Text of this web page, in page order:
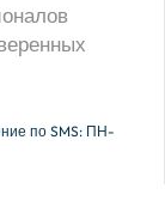
по SMS: ПН-